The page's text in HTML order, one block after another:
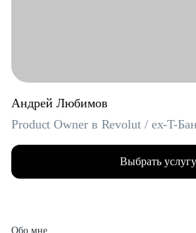
Андрей Любимов
Product Owner в Revolut / ex-T-
Выбрать услугу
Обо мне